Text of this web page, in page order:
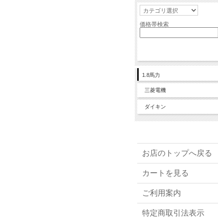
価格帯検索
1.8馬力
三菱電機
ダイキン
お店のトップへ戻る
カートを見る
ご利用案内
特定商取引法表示